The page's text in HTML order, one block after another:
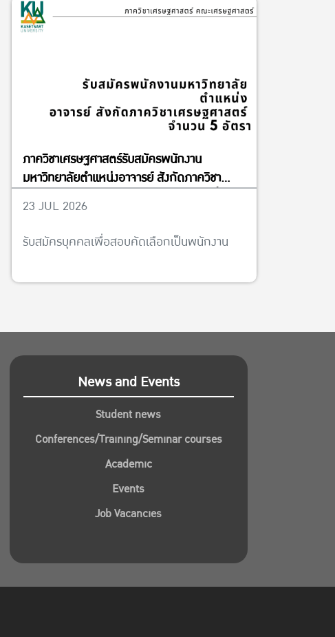
ภาควิชาเศรษฐศาสตร์รับสมัครพนักงาน
มหาวิทยาลัยตำแหน่งอาจารย์ สังกัดภาควิชา
วันที่ 13 พฤศจิกายน พ.ศ. 2569
23 JUL 2026
รับสมัครบุคคลเพื่อสอบคัดเลือกเป็นพนักงาน
News and Events
Student news
Conferences/Training/Seminar courses
Academic
Events
Job Vacancies